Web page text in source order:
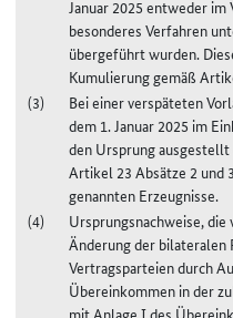
Januar 2025 entweder
besonderes Verfahren
übergeführt wurden.
Kumulierung gemäß
Bei einer verspäteten
dem 1. Januar 2025 im
den Ursprung
Artikel 23 Absätze 2 und
genannten Erzeugnisse.
Ursprungsnachweise,
Änderung der
Vertragsparteien durch
Übereinkommen in der